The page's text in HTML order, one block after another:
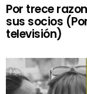
Por trece
sus socios
televisión)